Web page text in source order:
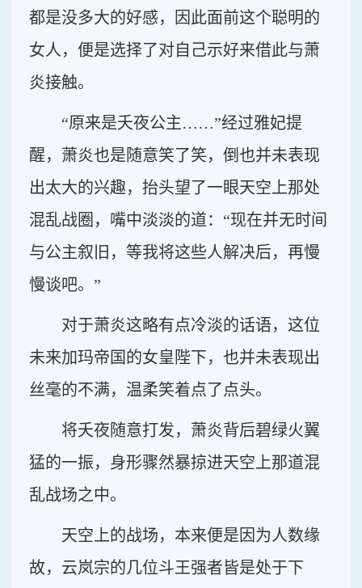
都是没多大的好感，因此面前这个聪明的
女人，便是选择了对自己示好来借此与萧
炎接触。
“原来是夭夜公主……”经过雅妃提
醒，萧炎也是随意笑了笑，倒也并未表现
出太大的兴趣，抬头望了一眼天空上那处
混乱战圈，嘴中淡淡的道：“现在并无时间
与公主叙旧，等我将这些人解决后，再慢
慢谈吧。”
对于萧炎这略有点冷淡的话语，这位
未来加玛帝国的女皇陛下，也并未表现出
丝毫的不满，温柔笑着点了点头。
将夭夜随意打发，萧炎背后碧绿火翼
猛的一振，身形骤然暴掠进天空上那道混
乱战场之中。
天空上的战场，本来便是因为人数缘
故，云岚宗的几位斗王强者皆是处于下